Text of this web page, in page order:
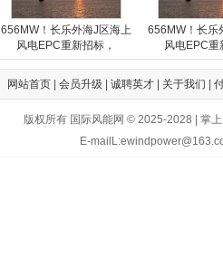
656MW！长乐外海J区海上
风电EPC重新招标，
656MW！长乐
风电EPC重
网站首页| 会员升级 诚聘英才| 关于我们
版权所有 国际风能网 © 2025-2028 | 掌
E-